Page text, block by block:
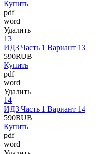
Купить
pdf
word
Удалить
13
ИДЗ Часть 1 Вариант 13
590RUB
Купить
pdf
word
Удалить
14
ИДЗ Часть 1 Вариант 14
590RUB
Купить
pdf
word